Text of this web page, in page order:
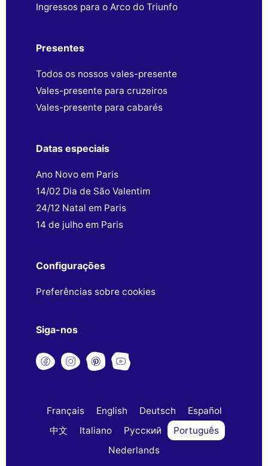
Ingressos para o Arco do Triunfo
Presentes
Todos os nossos vales-presente
Vales-presente para cruzeiros
Vales-presente para cabarés
Datas especiais
Ano Novo em Paris
14/02 Dia de São Valentim
24/12 Natal em Paris
14 de julho em Paris
Configurações
Preferências sobre cookies
Siga-nos
Français English Deutsch
Español
中文
Italiano Русский
Português
Nederlands